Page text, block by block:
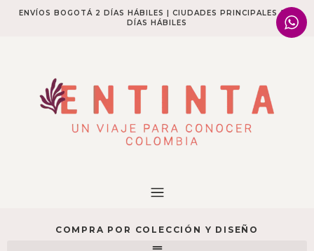
ENVÍOS BOGOTÁ 2 DÍAS HÁBILES | CIUDADES PRINCIPALES 2-4
DÍAS HÁBILES​
COMPRA POR COLECCIÓN Y DISEÑO